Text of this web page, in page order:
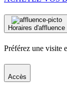
Horaires d'affluence
Préférez une visite
Accès